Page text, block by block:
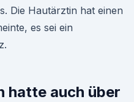
Die Hautärztin hat einen
es sei ein
hatte auch über